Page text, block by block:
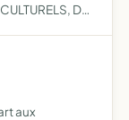
D
aux